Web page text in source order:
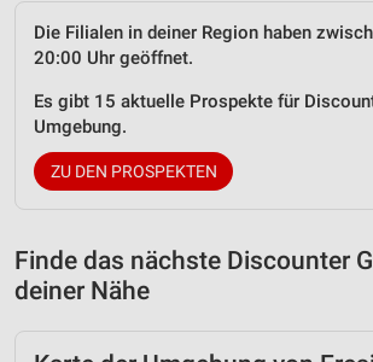
Die Filialen in deiner Region haben
20:00 Uhr geöffnet.
Es gibt 15 aktuelle Prospekte für
Umgebung.
ZU DEN PROSPEKTEN
Finde das nächste Discounter
deiner Nähe